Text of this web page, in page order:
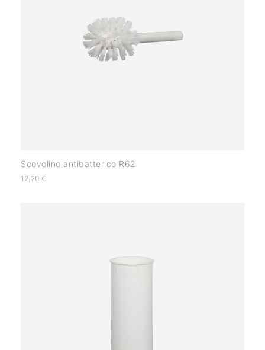
Scovolino antibatterico R62
12,20 €